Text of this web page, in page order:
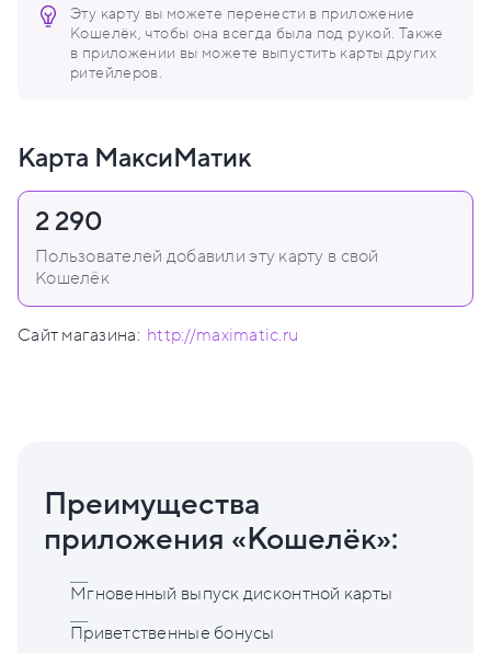
Эту карту вы можете перенести в приложение
Кошелёк, чтобы она всегда была под рукой. Также
в приложении вы можете выпустить карты других
ритейлеров.
Карта МаксиМатик
2 290
Пользователей добавили эту карту в свой
Кошелёк
Сайт магазина: http://maximatic.ru
Преимущества
приложения «Кошелёк»:
Мгновенный выпуск дисконтной карты
Приветственные бонусы